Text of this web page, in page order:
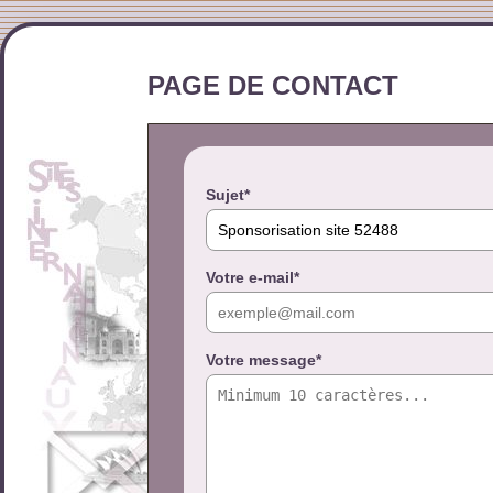
PAGE DE CONTACT
Sujet*
Votre e-mail*
Votre message*